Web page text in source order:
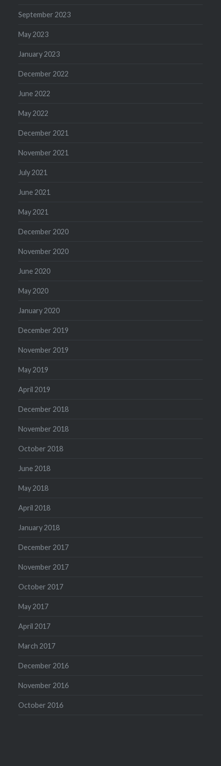
September 2023
May 2023
January 2023
December 2022
June 2022
May 2022
December 2021
November 2021
July 2021
June 2021
May 2021
December 2020
November 2020
June 2020
May 2020
January 2020
December 2019
November 2019
May 2019
April 2019
December 2018
November 2018
October 2018
June 2018
May 2018
April 2018
January 2018
December 2017
November 2017
October 2017
May 2017
April 2017
March 2017
December 2016
November 2016
October 2016